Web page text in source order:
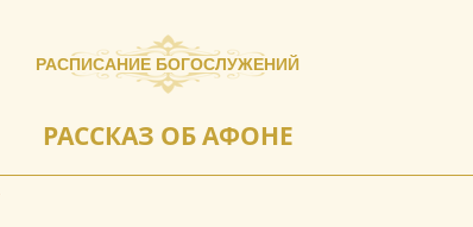
РАСПИСАНИЕ БОГОСЛУЖЕНИЙ
РАССКАЗ ОБ АФОНЕ